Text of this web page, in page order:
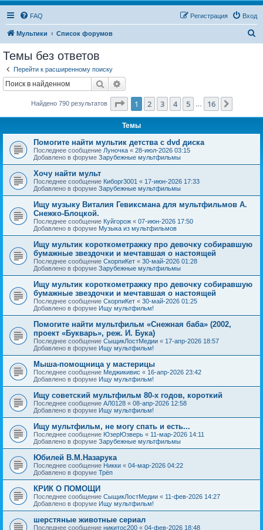
FAQ Вход
Регистрация
Мультики Список форумов
Темы без ответов
Перейти к расширенному поиску
Поиск
Найдено 790 результатов Страница из 16
1 2 3 4 5 16
Темы
Помогите найти мультик детства с dvd диска
Последнее сообщение Луночка « 28-июл-2026 03:15
Добавлено в форуме Зарубежные мультфильмы
Хочу найти мульт
Последнее сообщение Киборг3001 « 17-июн-2026 17:33
Добавлено в форуме Зарубежные мультфильмы
Ищу музыку Виталия Гевиксмана для мультфильмов А.
Снежко-Блоцкой.
Последнее сообщение Куйгорож « 07-июн-2026 17:50
Добавлено в форуме Музыка из мультфильмов
Ищу мультик короткометражку про девочку собиравшую
бумажные звездочки и мечтавшая о настоящей
Последнее сообщение СкорпиКет « 30-май-2026 01:28
Добавлено в форуме Зарубежные мультфильмы
Ищу мультик короткометражку про девочку собиравшую
бумажные звездочки и мечтавшая о настоящей
Последнее сообщение СкорпиКет « 30-май-2026 01:25
Добавлено в форуме Ищу мультфильм!
Помогите найти мультфильм «Снежная баба» (2002,
проект «Букварь», реж. И. Бука)
Последнее сообщение СыщикЛостМедии « 17-апр-2026 18:57
Добавлено в форуме Ищу мультфильм!
Мыша-помощница у мастерицы
Последнее сообщение Меджикивис « 16-апр-2026 23:42
Добавлено в форуме Ищу мультфильм!
Ищу советский мультфильм 80-х годов, короткий
Последнее сообщение АЛ0128 « 08-апр-2026 12:58
Добавлено в форуме Ищу мультфильм!
Ищу мультфильм, не могу спать и есть...
Последнее сообщение ЮзерЮзверь « 11-мар-2026 14:11
Добавлено в форуме Зарубежные мультфильмы
Юбилей В.М.Назарука
Последнее сообщение Никки « 04-мар-2026 04:22
Добавлено в форуме Трёп
КРИК О ПОМОЩИ
Последнее сообщение СыщикЛостМедии « 11-фев-2026 14:27
Добавлено в форуме Ищу мультфильм!
шерстяные животные сериал
Последнее сообщение никитос200 « 04-фев-2026 18:48